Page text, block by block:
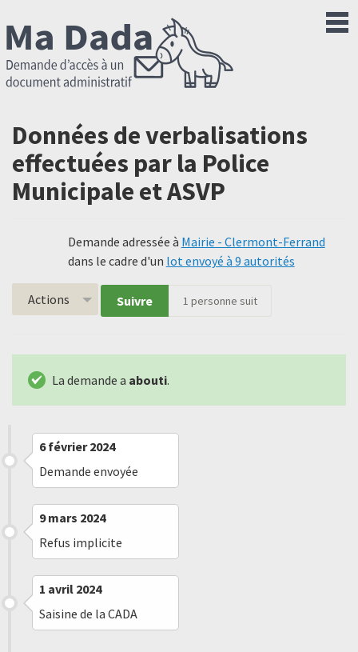
Données de verbalisations
effectuées par la Police
Municipale et ASVP
Demande adressée à Mairie - Clermont-Ferrand
dans le cadre d'un lot envoyé à 9 autorités
Actions Suivre 1 personne suit
La demande a abouti.
6 février 2024
Demande envoyée
9 mars 2024
Refus implicite
1 avril 2024
Saisine de la CADA